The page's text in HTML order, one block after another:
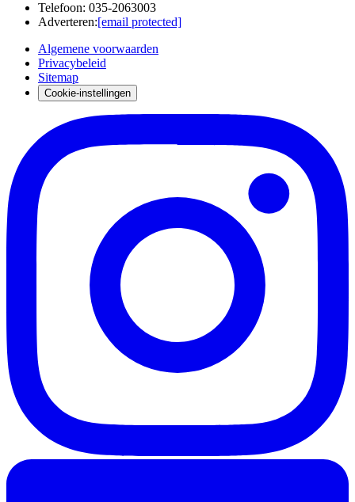
Telefoon: 035-2063003
Adverteren:[email protected]
Algemene voorwaarden
Privacybeleid
Sitemap
Cookie-instellingen